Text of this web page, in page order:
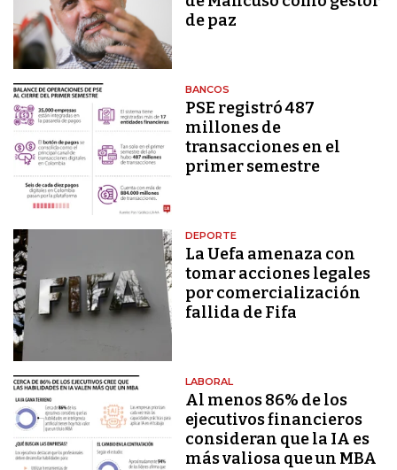
de paz
BANCOS
PSE registró 487
millones de
transacciones en el
primer semestre
DEPORTE
La Uefa amenaza con
tomar acciones legales
por comercialización
fallida de Fifa
LABORAL
Al menos 86% de los
ejecutivos financieros
consideran que la IA es
más valiosa que un MBA